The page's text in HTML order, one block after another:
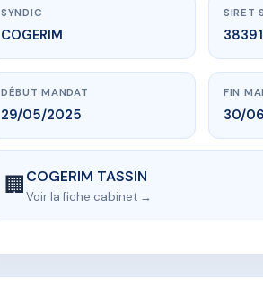
SYNDIC
COGERIM
SIRET
DÉBUT MANDAT
29/05/2025
FIN
30/
🏢COGERIM TASSIN
Voir la fiche cabinet →